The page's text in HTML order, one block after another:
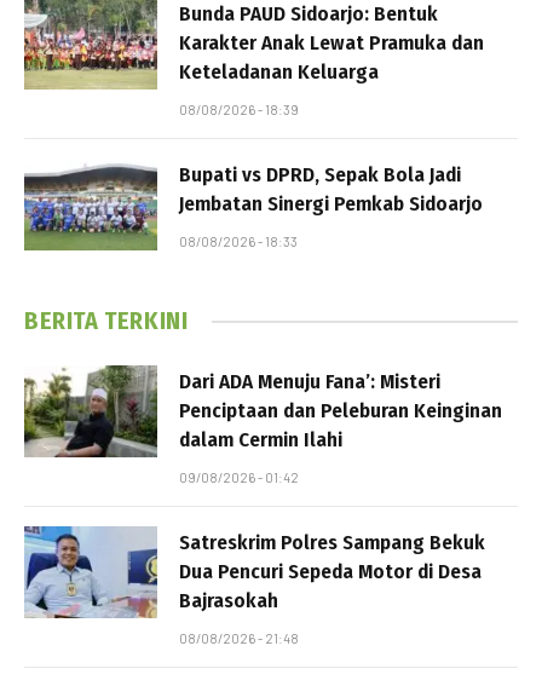
Bunda PAUD Sidoarjo: Bentuk
Karakter Anak Lewat Pramuka dan
Keteladanan Keluarga
08/08/2026 - 18:39
Bupati vs DPRD, Sepak Bola Jadi
Jembatan Sinergi Pemkab Sidoarjo
08/08/2026 - 18:33
BERITA TERKINI
Dari ADA Menuju Fana’: Misteri
Penciptaan dan Peleburan Keinginan
dalam Cermin Ilahi
09/08/2026 - 01:42
Satreskrim Polres Sampang Bekuk
Dua Pencuri Sepeda Motor di Desa
Bajrasokah
08/08/2026 - 21:48